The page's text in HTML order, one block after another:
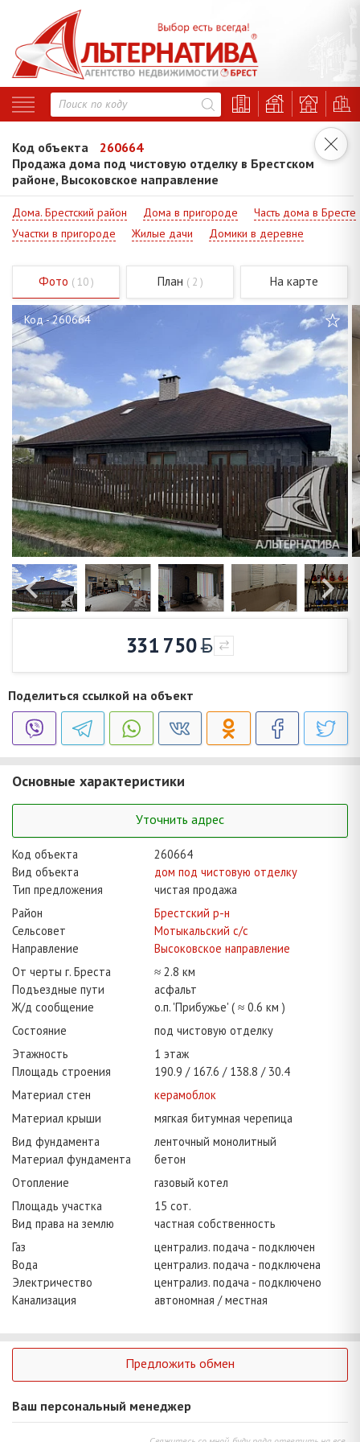
Код объекта
260664
Продажа дома под чистовую отделку в Брестском
районе, Высоковское направление
Дома. Брестский район Дома в пригороде
Часть дома в Бресте
Участки в пригороде
Жилые дачи Домики в деревне
Фото ( 10 ) План ( 2 ) На карте
Код - 260664
331 750
Поделиться ссылкой на объект
Основные характеристики
Уточнить адрес
Код объекта
260664
Вид объекта
дом под чистовую отделку
Тип предложения
чистая продажа
Район
Брестский р-н
Сельсовет
Мотыкальский с/с
Направление
Высоковское направление
От черты г. Бреста
≈ 2.8 км
Подъездные пути
асфальт
Ж/д сообщение
о.п. 'Прибужье' ( ≈ 0.6 км )
Состояние
под чистовую отделку
Этажность
1 этаж
Площадь строения
190.9 167.6 138.8
30.4
Материал стен
керамоблок
Материал крыши
мягкая битумная черепица
Вид фундамента
ленточный монолитный
Материал фундамента
бетон
Отопление
газовый котел
Площадь участка
15 сот.
Вид права на землю
частная собственность
Газ
централиз. подача - подключен
Вода
централиз. подача - подключена
Электричество
централиз. подача - подключено
Канализация
автономная / местная
Предложить обмен
Ваш персональный менеджер